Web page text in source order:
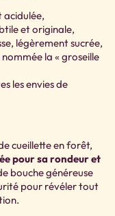
acidulée,
et originale,
légèrement sucrée,
la « groseille
les envies de
cueillette en forêt,
pour sa rondeur et
bouche généreuse
pour révéler tout